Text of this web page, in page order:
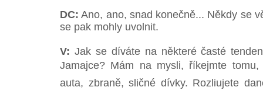
DC: Ano, ano, snad konečně... Někdy se
se pak mohly uvolnit.
V: Jak se díváte na některé časté
Jamajce? Mám na mysli, říkejmte tomu,
auta, zbraně, sličné dívky. Rozliujete